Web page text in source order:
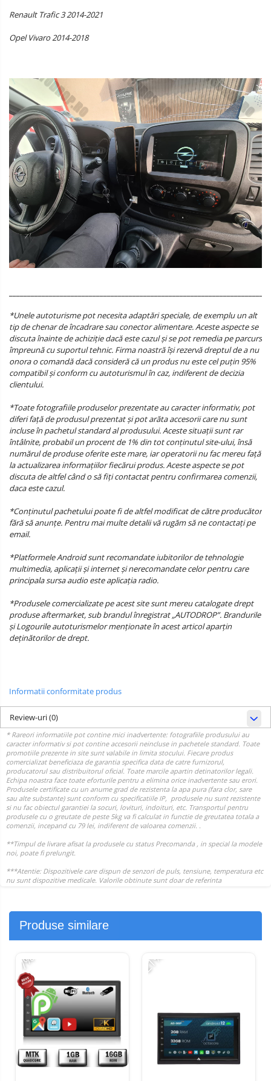
Renault Trafic 3 2014-2021
Opel Vivaro 2014-2018
*Unele autoturisme pot necesita adaptări speciale, de exemplu un alt
tip de chenar de încadrare sau conector alimentare. Aceste aspecte se
discuta înainte de achiziție dacă este cazul și se pot remedia pe parcurs
împreună cu suportul tehnic. Firma noastră își rezervă dreptul de a nu
onora o comandă dacă consideră că un produs nu este cel puțin 95%
compatibil și conform cu autoturismul în caz, indiferent de decizia
clientului.
*Toate fotografiile produselor prezentate au caracter informativ, pot
diferi față de produsul prezentat și pot arăta accesorii care nu sunt
incluse în pachetul standard al produsului. Aceste situații sunt rar
întâlnite, probabil un procent de 1% din tot conținutul site-ului, însă
numărul de produse oferite este mare, iar operatorii nu fac mereu față
la actualizarea informațiilor fiecărui produs. Aceste aspecte se pot
discuta de altfel când o să fiți contactat pentru confirmarea comenzii,
daca este cazul.
*Conținutul pachetului poate fi de altfel modificat de către producător
fără să anunțe. Pentru mai multe detalii vă rugăm să ne contactați pe
email.
*Platformele Android sunt recomandate iubitorilor de tehnologie
multimedia, aplicații și internet și nerecomandate celor pentru care
principala sursa audio este aplicația radio.
*Produsele comercializate pe acest site sunt mereu catalogate drept
produse aftermarket, sub brandul înregistrat „AUTODROP”. Brandurile
și Logourile autoturismelor menționate în acest articol aparțin
deținătorilor de drept.
Informatii conformitate produs
Review-uri(0)
Produse similare
-7% -21%